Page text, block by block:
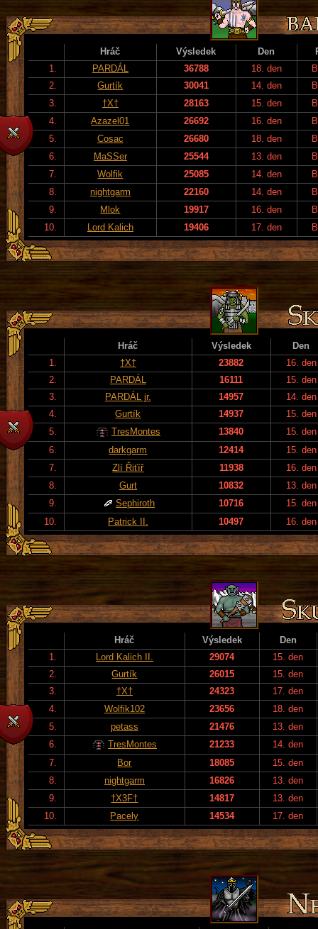
Hráč Výsledek Den
1.
PARDÁL 36788 18. den
2.
Gurtík 30041 14. den
3.
†X† 28163 15. den
4.
Azazel01 26692 16. den
5.
Cosac 26680 18. den
6.
MaSSer 25544 13. den
7.
Wolfik 25085 14. den
8.
nightgarm 22160 14. den
9.
Mlok 19917 16. den
10.
Lord Kalich 19406 17. den
Hráč Výsledek
Den
1.
†X† 23882
16. den
2.
PARDÁL 16111
15. den
3.
PARDÁL jr. 14957
14. den
4.
Gurtík 14937
15. den
5.
TresMontes 13840
15. den
6.
darkgarm 12414
15. den
7.
Zlí Řiťíř 11938
16. den
8.
Gurt 10832
13. den
9.
Sephiroth 10716
15. den
10.
Patrick II. 10497 16. den
Hráč Výsledek
Den
1.
Lord Kalich II. 29074
15. den
2.
Gurtík 26015
15. den
3.
†X† 24323
17. den
4.
Wolfik102 23656
18. den
5.
petass 21476
13. den
6.
TresMontes 21233
14. den
7.
Bor 18085
15. den
8.
nightgarm 16826
13. den
9.
†X3F† 14817
13. den
10.
Pacely 14534 17. den